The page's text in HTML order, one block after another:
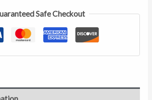
Safe Checkout